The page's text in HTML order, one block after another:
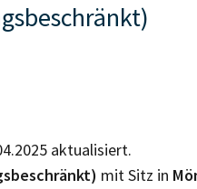
aktualisiert.
mit Sitz in